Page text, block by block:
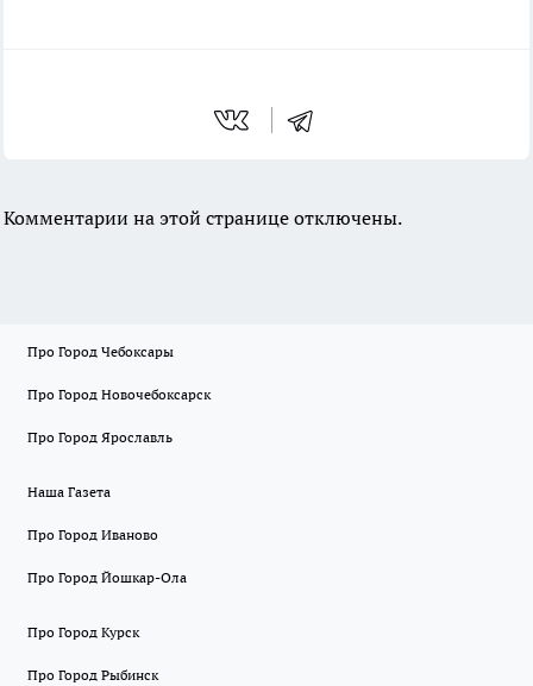
Комментарии на этой странице отключены.
Про Город Чебоксары
Про Город Новочебоксарск
Про Город Ярославль
Наша Газета
Про Город Иваново
Про Город Йошкар-Ола
Про Город Курск
Про Город Рыбинск